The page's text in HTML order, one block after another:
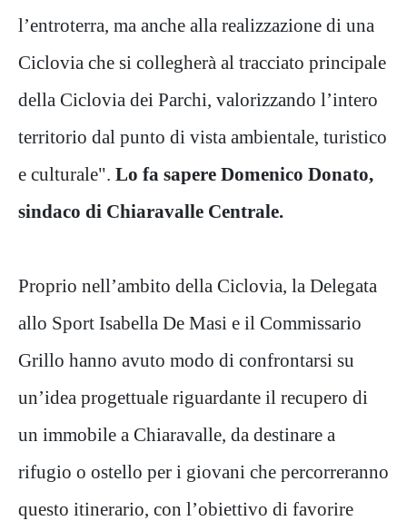
l’entroterra, ma anche alla realizzazione di una
Ciclovia che si collegherà al tracciato principale
della Ciclovia dei Parchi, valorizzando l’intero
territorio dal punto di vista ambientale, turistico
e culturale". Lo fa sapere Domenico Donato,
sindaco di Chiaravalle Centrale.
Proprio nell’ambito della Ciclovia, la Delegata
allo Sport Isabella De Masi e il Commissario
Grillo hanno avuto modo di confrontarsi su
un’idea progettuale riguardante il recupero di
un immobile a Chiaravalle, da destinare a
rifugio o ostello per i giovani che percorreranno
questo itinerario, con l’obiettivo di favorire